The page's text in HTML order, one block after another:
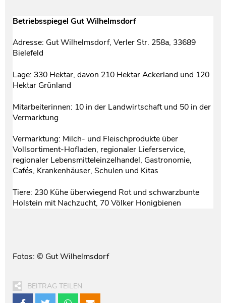
Betriebsspiegel Gut Wilhelmsdorf
Adresse: Gut Wilhelmsdorf, Verler Str. 258a, 33689
Bielefeld
Lage: 330 Hektar, davon 210 Hektar Ackerland und 120
Hektar Grünland
Mitarbeiterinnen: 10 in der Landwirtschaft und 50 in der
Vermarktung
Vermarktung: Milch- und Fleischprodukte über
Vollsortiment-Hofladen, regionaler Lieferservice,
regionaler Lebensmitteleinzelhandel, Gastronomie,
Cafés, Krankenhäuser, Schulen und Kitas
Tiere: 230 Kühe überwiegend Rot und schwarzbunte
Holstein mit Nachzucht, 70 Völker Honigbienen
Fotos: © Gut Wilhelmsdorf
BEITRAG TEILEN